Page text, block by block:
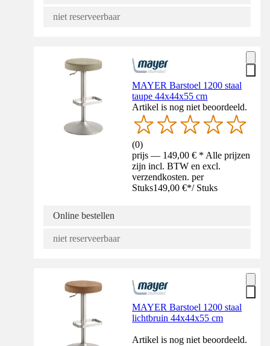
niet reserveerbaar
MAYER Barstoel 1200 staal
taupe 44x44x55 cm
Artikel is nog niet beoordeeld.
(0)
prijs — 149,00 € * Alle prijzen
zijn incl. BTW en excl.
verzendkosten. per
Stuks149,00 €*/ Stuks
Online bestellen
niet reserveerbaar
MAYER Barstoel 1200 staal
lichtbruin 44x44x55 cm
Artikel is nog niet beoordeeld.